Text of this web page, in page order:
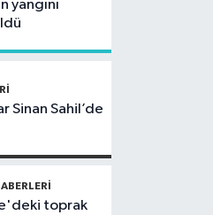
yangını
Sinan Sahil’de
toprak